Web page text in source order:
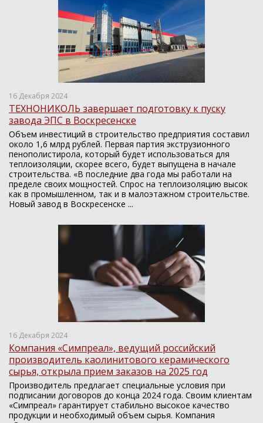
16 Декабря 2024
ТЕХНОНИКОЛЬ завершает подготовку к пуску
завода ЭПС в Воскресенске
Объем инвестиций в строительство предприятия составил
около 1,6 млрд рублей. Первая партия экструзионного
пенополистирола, который будет использоваться для
теплоизоляции, скорее всего, будет выпущена в начале
строительства. «В последние два года мы работали на
пределе своих мощностей. Спрос на теплоизоляцию высок
как в промышленном, так и в малоэтажном строительстве.
Новый завод в Воскресенске ...
16 Декабря 2024
Компания «Симпреал», ведущий российский
производитель каолинитового керамического
сырья, открыла прием заказов на 2025 год
Производитель предлагает специальные условия при
подписании договоров до конца 2024 года. Своим клиентам
«Симпреал» гарантирует стабильно высокое качество
продукции и необходимый объем сырья. Компания